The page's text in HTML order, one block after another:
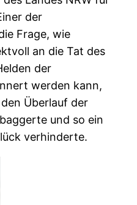
der
Frage, wie
an die Tat des
der
werden kann,
Überlauf der
und so ein
verhinderte.